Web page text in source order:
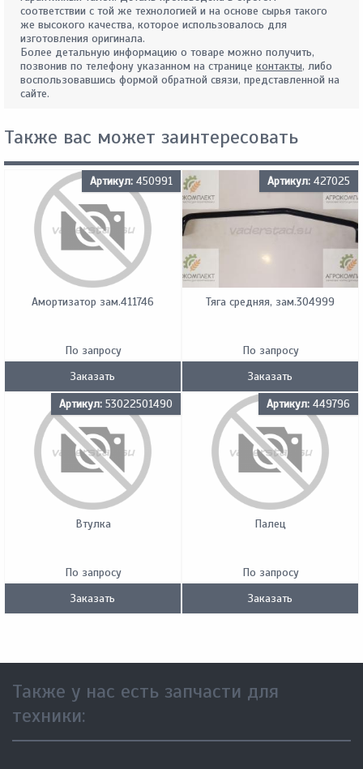
соответствии с той же технологией и на основе сырья такого
же высокого качества, которое использовалось для
изготовления оригинала.
Более детальную информацию о товаре можно получить,
позвонив по телефону указанном на странице контакты, либо
воспользовавшись формой обратной связи, представленной на
сайте.
Также вас может заинтересовать
Артикул: 450991
Амортизатор зам.411746
По запросу
Заказать
Артикул: 427025
Тяга средняя, зам.304999
По запросу
Заказать
Артикул: 53022501490
Втулка
По запросу
Заказать
Артикул: 449796
Палец
По запросу
Заказать
Также у нас есть запчасти для
техники: